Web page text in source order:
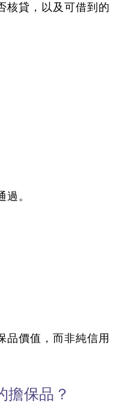
核貸，以及可借到的
。
品價值，而非純信用
擔保品？